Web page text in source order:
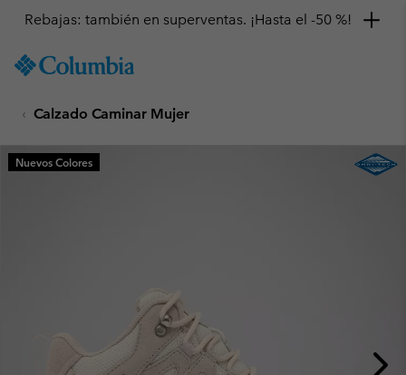
TO
SKIP
MAIN
NAV
Rebajas: también en superventas. ¡Hasta el -50 %!
Calzado Caminar Mujer
Nuevos Colores